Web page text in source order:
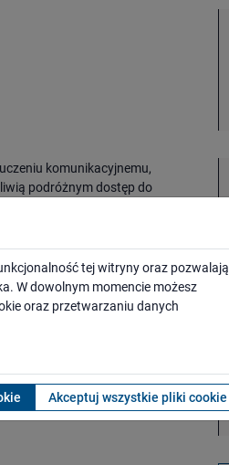
komunikacyjnemu,
podróżnym dostęp do
budowę lub modernizację
realizację ponad 100
tej witryny oraz pozwalają
W dowolnym momencie możesz
oraz przetwarzaniu danych
Akceptuj wszystkie pliki cookie